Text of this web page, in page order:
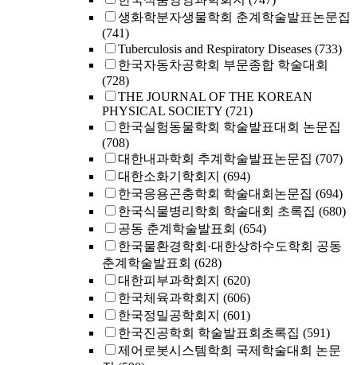
생화학분자생물학회 춘계학술발표논문집
(741)
Tuberculosis and Respiratory Diseases (733)
한국자동차공학회 부문종합 학술대회
(728)
THE JOURNAL OF THE KOREAN
PHYSICAL SOCIETY (721)
한국실험동물학회 학술발표대회 논문집
(708)
대한내과학회 추계학술발표논문집 (707)
대한소화기학회지 (694)
한국응용곤충학회 학술대회논문집 (694)
한국식물병리학회 학술대회 초록집 (680)
공동 춘계학술발표회 (654)
한국물환경학회·대한상하수도학회 공동
춘계학술발표회 (628)
대한피부과학회지 (620)
한국체육과학회지 (606)
한국정밀공학회지 (601)
한국진공학회 학술발표회초록집 (591)
제어로봇시스템학회 국제학술대회 논문